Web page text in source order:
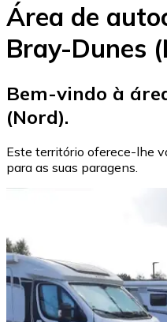
Área de
Bray-Dunes
Bem-vindo à
(Nord).
Este território oferece-lhe
para as suas paragens.